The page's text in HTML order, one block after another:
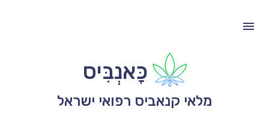
כָּאנְבִּיס
מלאי קנאביס רפואי ישראל